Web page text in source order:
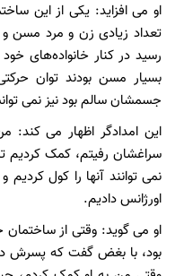
او می افزاید: یکی از این
تعداد زیادی زن و مرد مسن و
رسید در کنار خانواده‌های
بسیار مسن بودند توان
جسمشان سالم بود نیز نمی
این امدادگر اظهار می کند:
سراغشان رفیتم، کمک کردیم
نمی توانند آنها را کول کردیم
اورژانس دادیم.
او می گوید: وقتی از
بود، با بغض گفت که پسرش